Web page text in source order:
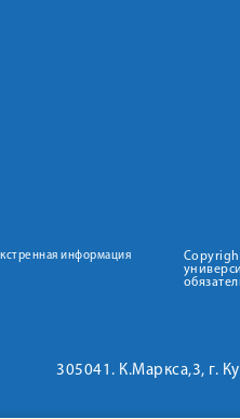
информация
305041. К.Маркса,3, г.